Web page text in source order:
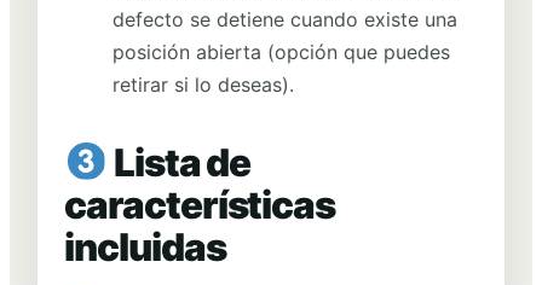
defecto se detiene cuando existe una
posición abierta (opción que puedes
retirar si lo deseas).
Lista de
características
incluidas